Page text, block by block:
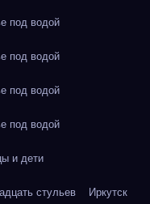
под водой
под водой
под водой
под водой
и дети
стульев Иркутск